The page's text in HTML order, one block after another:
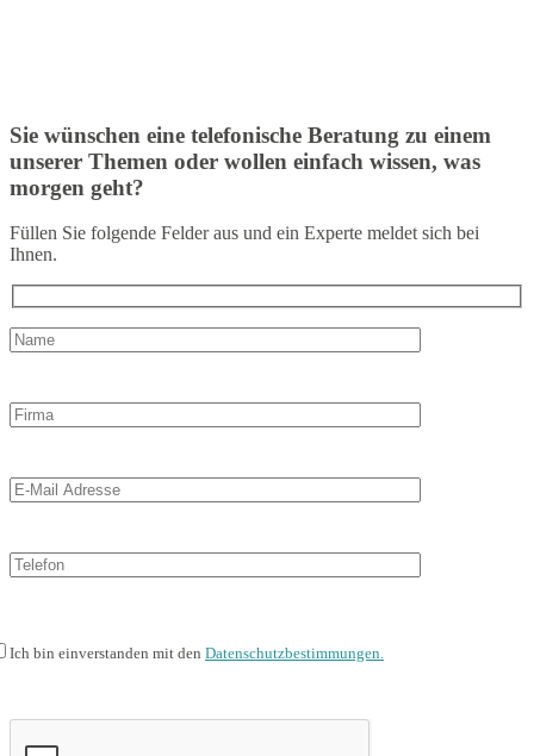
Sie wünschen eine telefonische Beratung zu einem
unserer Themen oder wollen einfach wissen, was
morgen geht?
Füllen Sie folgende Felder aus und ein Experte meldet sich bei
Ihnen.
Ich bin einverstanden mit den Datenschutzbestimmungen.